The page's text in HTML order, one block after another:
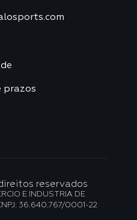
prazos
reservados
E INDUSTRIA DE
36.640.767/0001-22